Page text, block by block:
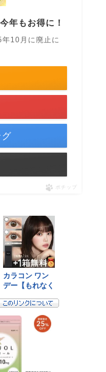
年もお得に！
10月に廃止に
ポチップ